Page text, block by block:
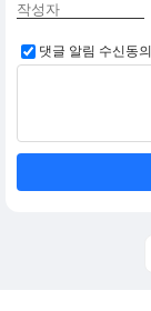
댓글 알림 수신동의